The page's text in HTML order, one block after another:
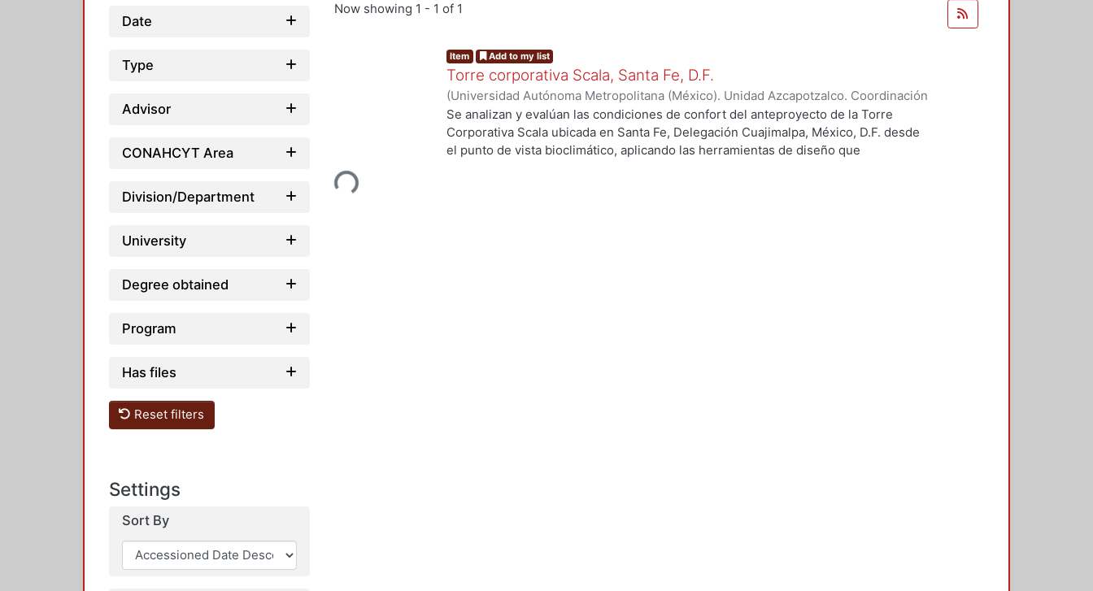
Date
Type
Advisor
CONAHCYT Area
Division/Department
University
Degree obtained
Program
Has files
Reset filters
Settings
Sort By
Now showing 1 - 1 of 1
Loading...
Item Add to my list
Torre corporativa Scala, Santa Fe, D.F.
(Universidad Autónoma Metropolitana (México). Unidad Azcapotzalco. Coordinación
de Servicios de Información.,1999)Corro Eguia, Guillermo Heriberto
Se analizan y evalúan las condiciones de confort del anteproyecto de la Torre
Corporativa Scala ubicada en Santa Fe, Delegación Cuajimalpa, México, D.F. desde
el punto de vista bioclimático, aplicando las herramientas de diseño que